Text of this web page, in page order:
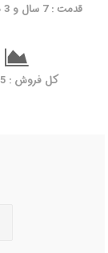
قدمت : 7 سال و 3 ماه و 3 روز
کل فروش : 35 عدد